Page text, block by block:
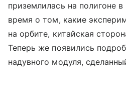
приземлилась на полигоне
время о том, какие
на орбите, китайская
Теперь же появились
надувного модуля,